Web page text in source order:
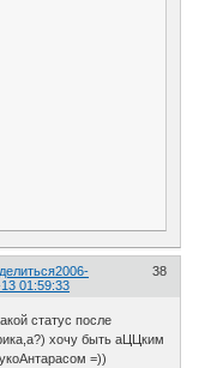
38
2006-
01:59:33
статус после
хочу быть аЦЦким
=))